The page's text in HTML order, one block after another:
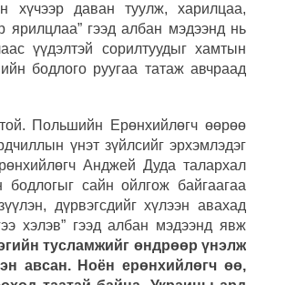
хүчээр даван туулж, харилцаа,
ярилцлаа” гээд албан мэдээнд нь
үүдэлтэй сорилтуудыг хамтын
бодлого руугаа татаж авчраад
Польшийн Ерөнхийлөгч өөрөө
үнэт зүйлсийг эрхэмлэдэг
Анджей Дуда талархал
сайн ойлгож байгаагаа
дүрвэгсдийг хүлээн авахад
хэлэв” гээд албан мэдээнд явж
тусламжийг өндрөөр үнэлж
авсан. Ноён ерөнхийлөгч өө,